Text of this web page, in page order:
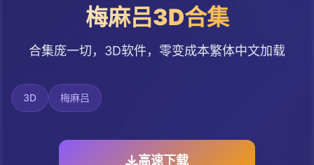
梅麻吕3D合集
合集庞一切，3D软件，零变成本繁体中文加载
3D 梅麻吕
高速下载